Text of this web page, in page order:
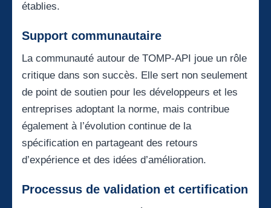
établies.
Support communautaire
La communauté autour de TOMP-API joue un rôle
critique dans son succès. Elle sert non seulement
de point de soutien pour les développeurs et les
entreprises adoptant la norme, mais contribue
également à l’évolution continue de la
spécification en partageant des retours
d’expérience et des idées d’amélioration.
Processus de validation et certification